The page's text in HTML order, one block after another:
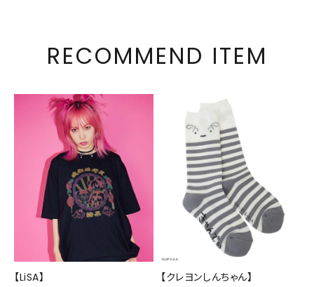
RECOMMEND ITEM
【LiSA】
【クレヨンしんちゃん】